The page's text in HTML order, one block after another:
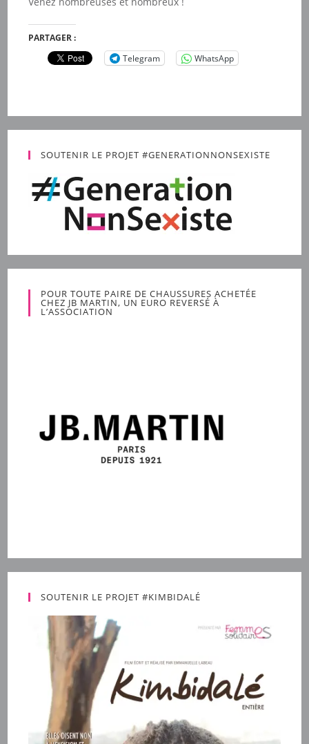
PARTAGER :
Telegram
WhatsApp
SOUTENIR LE PROJET #GENERATIONNONSEXISTE
POUR TOUTE PAIRE DE CHAUSSURES ACHETÉE
CHEZ JB MARTIN, UN EURO REVERSÉ À
L’ASSOCIATION
SOUTENIR LE PROJET #KIMBIDALÉ